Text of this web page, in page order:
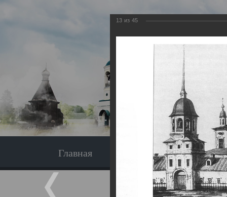
Главная Экскурсия
13 из 45